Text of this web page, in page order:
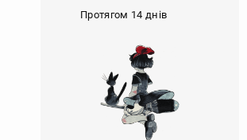
Протягом 14 днів